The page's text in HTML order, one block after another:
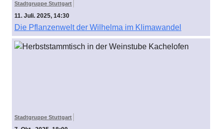
Stadtgruppe Stuttgart
11. Juli. 2025, 14:30
Die Pflanzenwelt der Wilhelma im Klimawandel
Stadtgruppe Stuttgart